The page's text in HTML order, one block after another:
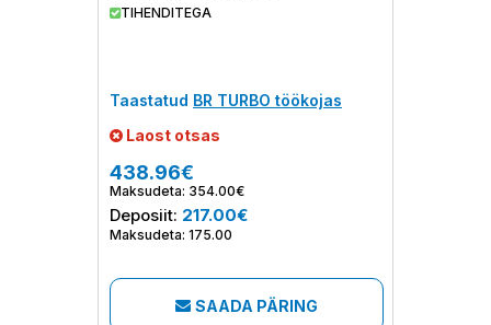
TIHENDITEGA
Taastatud BR TURBO töökojas
Laost otsas
438.96€
Maksudeta: 354.00€
Deposiit: 217.00€
Maksudeta: 175.00
SAADA PÄRING